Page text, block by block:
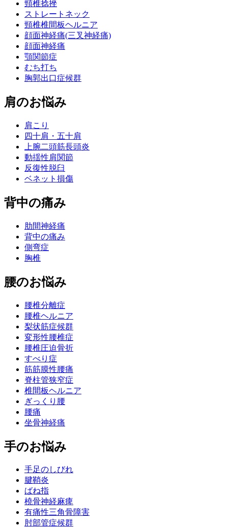
頸椎捻挫
ストレートネック
頸椎椎間板ヘルニア
顔面神経痛(三叉神経痛)
顔面神経痛
顎関節症
むち打ち
胸郭出口症候群
肩のお悩み
肩こり
四十肩・五十肩
上腕二頭筋長頭炎
動揺性肩関節
反復性脱臼
ベネット損傷
背中の痛み
肋間神経痛
背中の痛み
側弯症
胸椎
腰のお悩み
腰椎分離症
腰椎ヘルニア
梨状筋症候群
変形性腰椎症
腰椎圧迫骨折
すべり症
筋筋膜性腰痛
脊柱管狭窄症
椎間板ヘルニア
ぎっくり腰
腰痛
坐骨神経痛
手のお悩み
手足のしびれ
腱鞘炎
ばね指
橈骨神経麻痺
有痛性三角骨障害
肘部管症候群